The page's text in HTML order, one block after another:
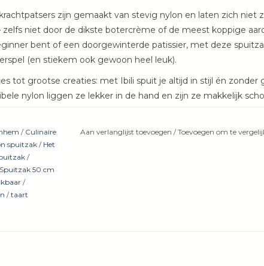
zijn gemaakt van stevig nylon en laten zich niet
zelfs niet door de dikste botercrème of de meest koppige
bent of een doorgewinterde patissier, met deze
(en stiekem ook gewoon heel leuk).
tot grootse creaties: met Ibili spuit je altijd in stijl én zonder
nylon liggen ze lekker in de hand en zijn ze makkelijk
35, 40, 45 en 50 cm: voor elk project de juiste maat
stevig nylon: geen gescheur, geen stress
/ Culinaire
spuitzak / Het
/
Spuitzak 50 cm
/
/taart
Aan verlanglijst toevoegen /Toevoegen om te